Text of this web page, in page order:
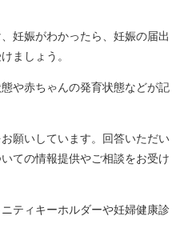
妊娠がわかったら、妊娠の届出
ましょう。
や赤ちゃんの発育状態などが記
願いしています。回答いただい
ての情報提供やご相談をお受け
ティキーホルダーや妊婦健康診